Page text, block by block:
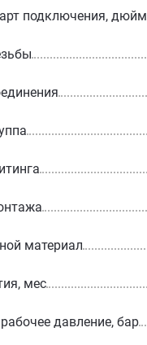
подключения, дюйм
материал
мес
давление, бар